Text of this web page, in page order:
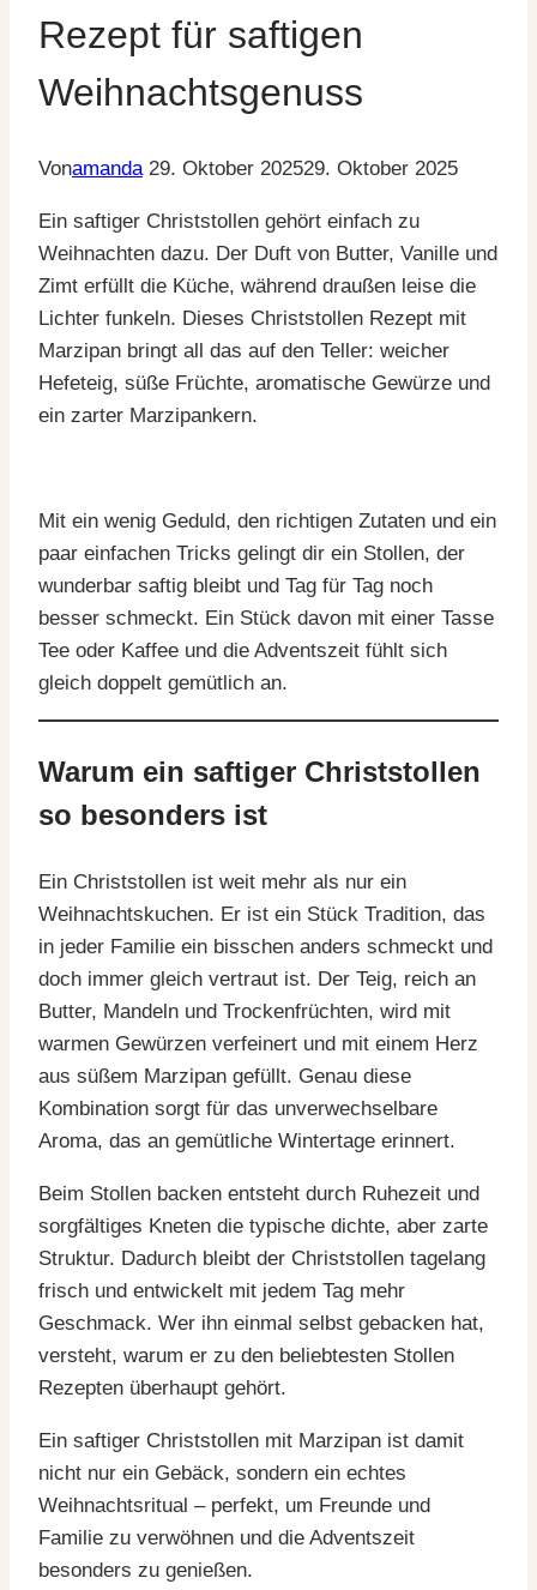
Rezept für saftigen
Weihnachtsgenuss
Vonamanda 29. Oktober 202529. Oktober 2025
Ein saftiger Christstollen gehört einfach zu
Weihnachten dazu. Der Duft von Butter, Vanille und
Zimt erfüllt die Küche, während draußen leise die
Lichter funkeln. Dieses Christstollen Rezept mit
Marzipan bringt all das auf den Teller: weicher
Hefeteig, süße Früchte, aromatische Gewürze und
ein zarter Marzipankern.
Mit ein wenig Geduld, den richtigen Zutaten und ein
paar einfachen Tricks gelingt dir ein Stollen, der
wunderbar saftig bleibt und Tag für Tag noch
besser schmeckt. Ein Stück davon mit einer Tasse
Tee oder Kaffee und die Adventszeit fühlt sich
gleich doppelt gemütlich an.
Warum ein saftiger Christstollen
so besonders ist
Ein Christstollen ist weit mehr als nur ein
Weihnachtskuchen. Er ist ein Stück Tradition, das
in jeder Familie ein bisschen anders schmeckt und
doch immer gleich vertraut ist. Der Teig, reich an
Butter, Mandeln und Trockenfrüchten, wird mit
warmen Gewürzen verfeinert und mit einem Herz
aus süßem Marzipan gefüllt. Genau diese
Kombination sorgt für das unverwechselbare
Aroma, das an gemütliche Wintertage erinnert.
Beim Stollen backen entsteht durch Ruhezeit und
sorgfältiges Kneten die typische dichte, aber zarte
Struktur. Dadurch bleibt der Christstollen tagelang
frisch und entwickelt mit jedem Tag mehr
Geschmack. Wer ihn einmal selbst gebacken hat,
versteht, warum er zu den beliebtesten Stollen
Rezepten überhaupt gehört.
Ein saftiger Christstollen mit Marzipan ist damit
nicht nur ein Gebäck, sondern ein echtes
Weihnachtsritual – perfekt, um Freunde und
Familie zu verwöhnen und die Adventszeit
besonders zu genießen.